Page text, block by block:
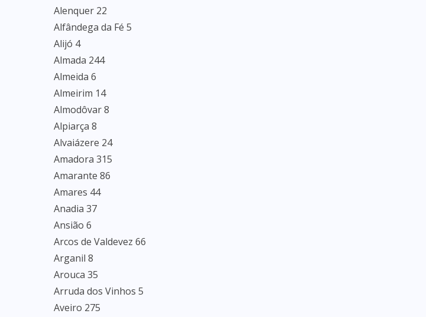
Alenquer 22
Alfândega da Fé 5
Alijó 4
Almada 244
Almeida 6
Almeirim 14
Almodôvar 8
Alpiarça 8
Alvaiázere 24
Amadora 315
Amarante 86
Amares 44
Anadia 37
Ansião 6
Arcos de Valdevez 66
Arganil 8
Arouca 35
Arruda dos Vinhos 5
Aveiro 275